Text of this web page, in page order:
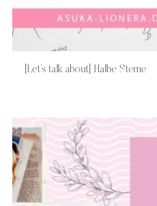
[Let’s talk about] Halbe Sterne